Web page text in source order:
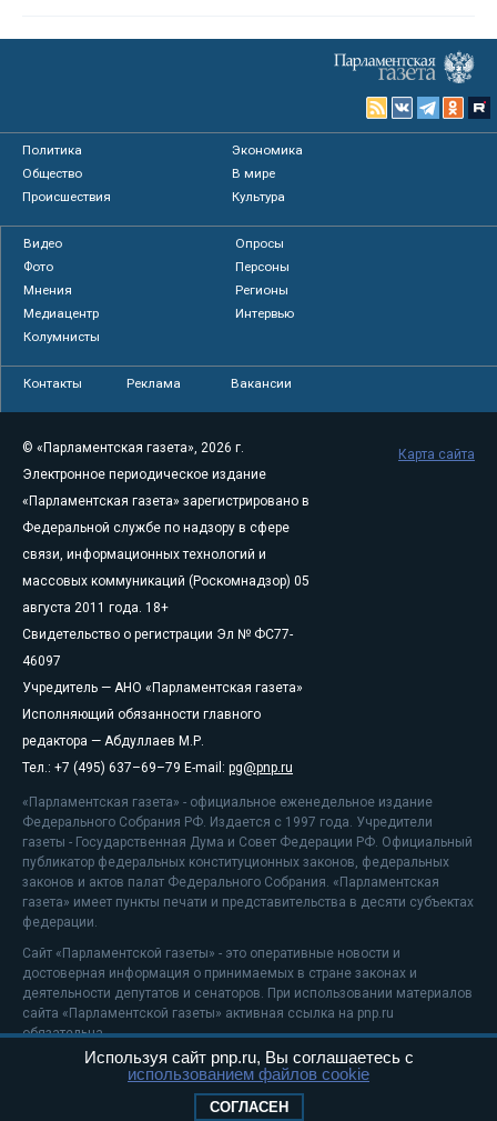
Политика
Экономика
Общество
В мире
Происшествия
Культура
Видео
Опросы
Фото
Персоны
Мнения
Регионы
Медиацентр
Интервью
Колумнисты
Контакты Реклама Вакансии
© «Парламентская газета», 2026 г.
Электронное периодическое издание
«Парламентская газета» зарегистрировано в
Федеральной службе по надзору в сфере
связи, информационных технологий и
массовых коммуникаций (Роскомнадзор) 05
августа 2011 года. 18+
Свидетельство о регистрации Эл № ФС77-
46097
Учредитель — АНО «Парламентская газета»
Исполняющий обязанности главного
редактора — Абдуллаев М.Р.
Тел.: +7 (495) 637–69–79 E-mail: pg@pnp.ru
«Парламентская газета» - официальное еженедельное издание
Федерального Собрания РФ. Издается с 1997 года. Учредители
газеты - Государственная Дума и Совет Федерации РФ. Официальный
публикатор федеральных конституционных законов, федеральных
законов и актов палат Федерального Собрания. «Парламентская
газета» имеет пункты печати и представительства в десяти субъектах
федерации.
Сайт «Парламентской газеты» - это оперативные новости и
достоверная информация о принимаемых в стране законах и
деятельности депутатов и сенаторов. При использовании материалов
сайта «Парламентской газеты» активная ссылка на pnp.ru
обязательна.
На информационном ресурсе применяютсярекомендательные
Положение о защите персональных данных
Карта сайта
Используя сайт pnp.ru, Вы соглашаетесь с
использованием файлов cookie
СОГЛАСЕН